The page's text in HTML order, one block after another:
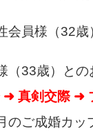
会員様（32
（33歳）と
➜ 真剣交際 ➜
のご成婚カ